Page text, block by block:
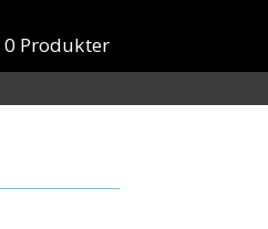
0 Produkter